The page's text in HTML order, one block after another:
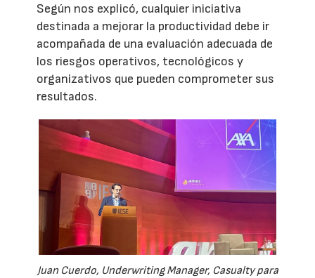
Según nos explicó, cualquier iniciativa
destinada a mejorar la productividad debe ir
acompañada de una evaluación adecuada de
los riesgos operativos, tecnológicos y
organizativos que pueden comprometer sus
resultados.
Juan Cuerdo, Underwriting Manager, Casualty para